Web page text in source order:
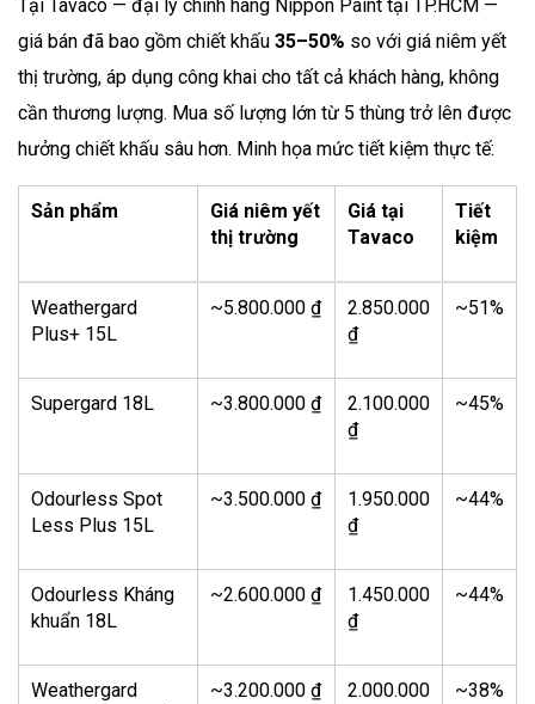
Tại Tavaco — đại lý chính hãng Nippon Paint tại TP.HCM —
giá bán đã bao gồm chiết khấu 35–50% so với giá niêm yết
thị trường, áp dụng công khai cho tất cả khách hàng, không
cần thương lượng. Mua số lượng lớn từ 5 thùng trở lên được
hưởng chiết khấu sâu hơn. Minh họa mức tiết kiệm thực tế:
Sản phẩm
Giá niêm yết
thị trường
Giá tại
Tavaco
Tiết
kiệm
Weathergard
Plus+ 15L
~5.800.000 ₫
2.850.000
₫
~51%
Supergard 18L ~3.800.000 ₫
2.100.000
₫
~45%
Odourless Spot
Less Plus 15L
~3.500.000 ₫
1.950.000
₫
~44%
Odourless Kháng
khuẩn 18L
~2.600.000 ₫
1.450.000
₫
~44%
Weathergard
~3.200.000 ₫
2.000.000
~38%